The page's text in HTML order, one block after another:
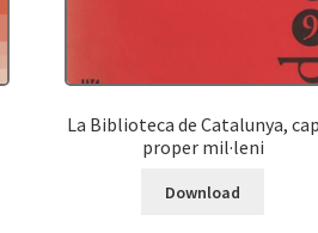
La Biblioteca de Catalunya,
proper mil·leni
Download